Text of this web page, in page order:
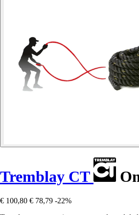
Tremblay CT
€ 100,80 € 78,79 -22%